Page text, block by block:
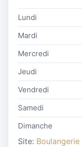
Lundi
Mardi
Mercredi
Jeudi
Vendredi
Samedi
Dimanche
Site: